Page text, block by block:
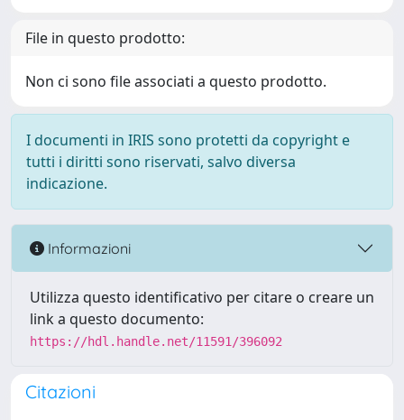
File in questo prodotto:
Non ci sono file associati a questo prodotto.
I documenti in IRIS sono protetti da copyright e
tutti i diritti sono riservati, salvo diversa
indicazione.
Informazioni
Utilizza questo identificativo per citare o creare un
link a questo documento:
https://hdl.handle.net/11591/396092
Citazioni